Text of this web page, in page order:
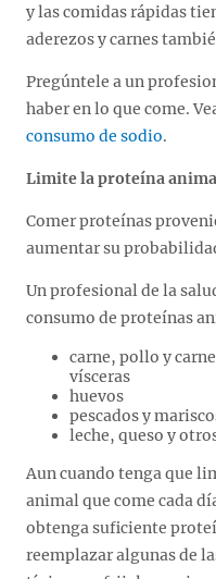
y las comidas rápidas
aderezos y carnes
Pregúntele a un
haber en lo que come.
consumo de sodio.
Limite la proteína
Comer proteínas
aumentar su
Un profesional de la
consumo de proteínas
carne, pollo y
vísceras
huevos
pescados y
leche, queso y
Aun cuando tenga que
animal que come cada
obtenga suficiente
reemplazar algunas de